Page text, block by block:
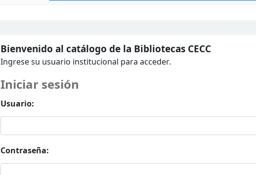
Bienvenido al catálogo de la Bibliotecas CECC
Ingrese su usuario institucional para acceder.
Iniciar sesión
Usuario:
Contraseña: